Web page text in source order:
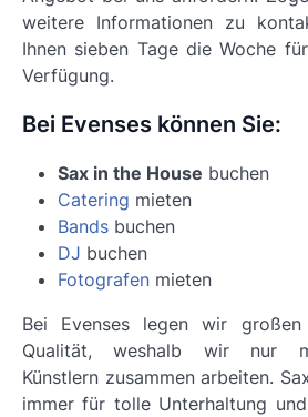
weitere Informationen zu
Ihnen sieben Tage die Woche
Verfügung.
Bei Evenses können Sie:
Sax in the House buchen
Catering mieten
Bands buchen
DJ buchen
Fotografen mieten
Bei Evenses legen wir
Qualität, weshalb wir nur
Künstlern zusammen arbeiten.
immer für tolle Unterhaltung